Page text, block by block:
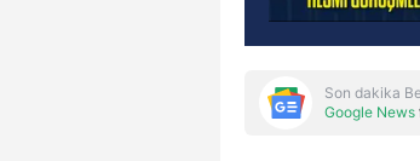
Son dakika
Google News